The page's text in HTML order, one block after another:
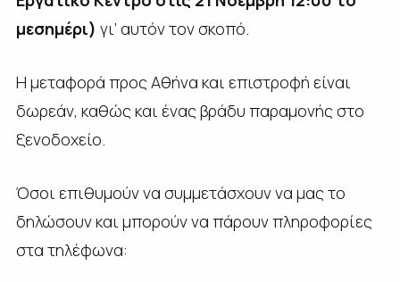
μεσημέρι) γι’ αυτόν τον σκοπό.
Η μεταφορά προς Αθήνα και επιστροφή είναι
δωρεάν, καθώς και ένας βράδυ παραμονής στο
ξενοδοχείο.
Όσοι επιθυμούν να συμμετάσχουν να μας το
δηλώσουν και μπορούν να πάρουν πληροφορίες
στα τηλέφωνα: